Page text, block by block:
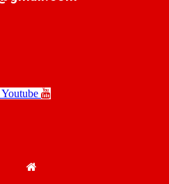
Youtube